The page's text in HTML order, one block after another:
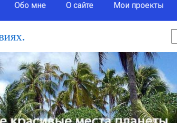
Обо мне О сайте Мои проекты